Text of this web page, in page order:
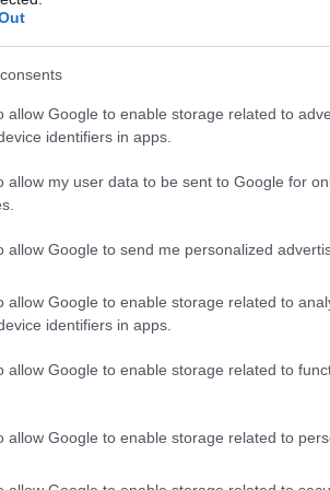
allow Google to enable storage related to
identifiers in apps.
allow my user data to be sent to Google for
allow Google to send me personalized
allow Google to enable storage related to
identifiers in apps.
allow Google to enable storage related to
allow Google to enable storage related to
το υπερβάλλον ποσό, ήτοι
(6) ευρώ, με ανώτατο όριο
κληρώσεων, το ποσό των
απαιτείται στρογγυλοποίηση,
4
συμμετέχων μπορεί να
που συμμετέχων
στο έπαθλο καταβάλλεται
6
φορολογούμενους που
(3) μηνών από την επομένη της
πληρωμών στον οποίο
πληροφόρησης του